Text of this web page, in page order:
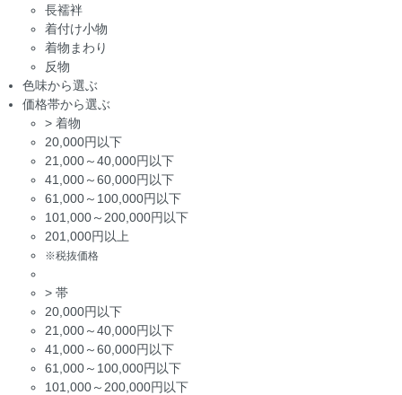
長襦袢
着付け小物
着物まわり
反物
色味から選ぶ
価格帯から選ぶ
> 着物
20,000円以下
21,000～40,000円以下
41,000～60,000円以下
61,000～100,000円以下
101,000～200,000円以下
201,000円以上
※税抜価格
> 帯
20,000円以下
21,000～40,000円以下
41,000～60,000円以下
61,000～100,000円以下
101,000～200,000円以下